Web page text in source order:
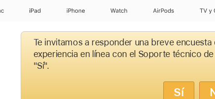
iPad iPhone Watch AirPods TV y
Te invitamos a responder una breve
experiencia en línea con el Soporte técnico
"Sí".
Sí